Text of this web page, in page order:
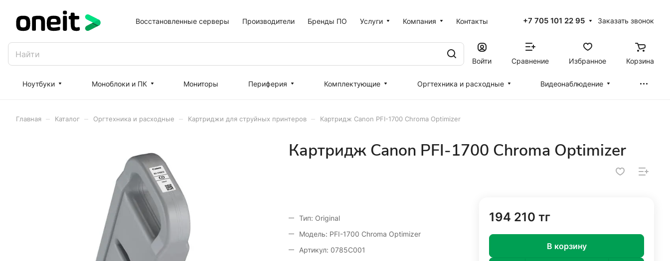
Восстановленные серверы Производители Бренды ПО Услуги Компания Контакты +7 705 101 22 95 Заказать звонок
Войти Сравнение Избранное Корзина
Ноутбуки Моноблоки и ПК Мониторы Периферия Комплектующие Оргтехника и расходные Видеонаблюдение
Главная Каталог Оргтехника и расходные Картриджи для струйных принтеров Картридж Canon PFI-1700 Chroma Optimizer
Картридж Canon PFI-1700 Chroma Optimizer
Тип: Original
Модель: PFI-1700 Chroma Optimizer
Артикул: 0785C001
194 210 тг
В корзину